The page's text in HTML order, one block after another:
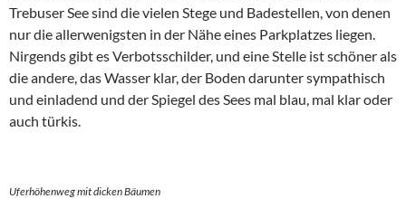
Trebuser See sind die vielen Stege und Badestellen, von denen
nur die allerwenigsten in der Nähe eines Parkplatzes liegen.
Nirgends gibt es Verbotsschilder, und eine Stelle ist schöner als
die andere, das Wasser klar, der Boden darunter sympathisch
und einladend und der Spiegel des Sees mal blau, mal klar oder
auch türkis.
Uferhöhenweg mit dicken Bäumen